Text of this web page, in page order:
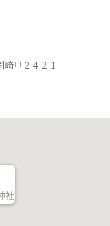
甲２４２１
社